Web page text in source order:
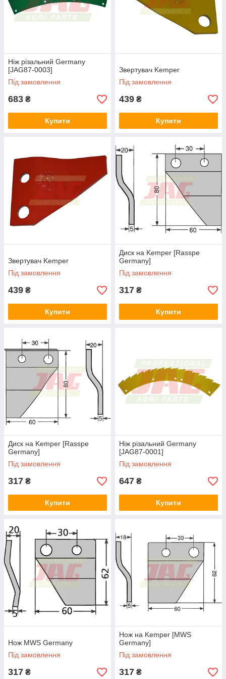
Ніж різальний Germany
[JAG87-0003]
Під замовлення
683 ₴
Купити
Звертувач Kemper
Під замовлення
439 ₴
Купити
Звертувач Kemper
Під замовлення
439 ₴
Купити
Диск на Kemper [Rasspe
Germany]
Під замовлення
317 ₴
Купити
Диск на Kemper [Rasspe
Germany]
Під замовлення
317 ₴
Купити
Ніж різальний Germany
[JAG87-0001]
Під замовлення
647 ₴
Купити
Нож MWS Germany
Під замовлення
317 ₴
Нож на Kemper [MWS
Germany]
Під замовлення
317 ₴